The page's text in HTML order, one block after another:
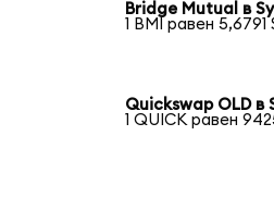
Bridge Mutual в
1 BMI равен 5,6791
Quickswap OLD в
1 QUICK равен